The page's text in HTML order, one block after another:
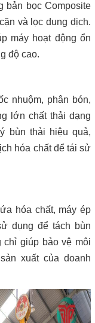
bản bọc Composite
và lọc dung dịch.
máy hoạt động ổn
độ cao.
nhuộm, phân bón,
lớn chất thải dạng
bùn thải hiệu quả,
hóa chất để tái sử
hóa chất, máy ép
dụng để tách bùn
giúp bảo vệ môi
xuất của doanh